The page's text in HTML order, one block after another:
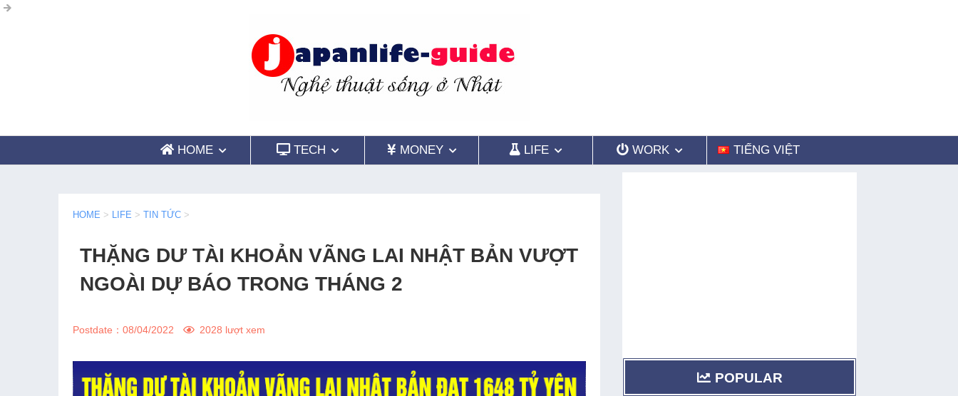
HOME TECH MONEY LIFE WORK TIẾNG VIỆT
HOME > LIFE > TIN TỨC >
THẶNG DƯ TÀI KHOẢN VÃNG LAI NHẬT BẢN VƯỢT
NGOÀI DỰ BÁO TRONG THÁNG 2
Postdate： 08/04/2022 2028 lượt xem
POPULAR